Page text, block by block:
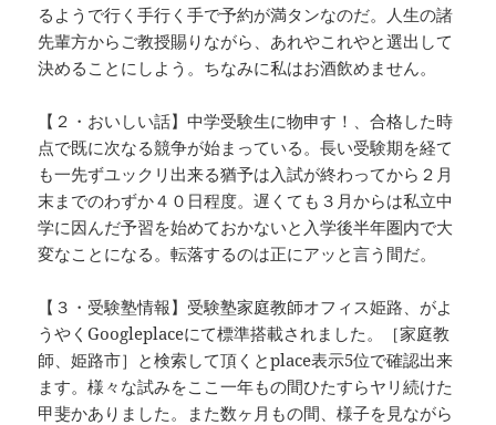
るようで行く手行く手で予約が満タンなのだ。人生の諸
先輩方からご教授賜りながら、あれやこれやと選出して
決めることにしよう。ちなみに私はお酒飲めません。
【２・おいしい話】中学受験生に物申す！、合格した時
点で既に次なる競争が始まっている。長い受験期を経て
も一先ずユックリ出来る猶予は入試が終わってから２月
末までのわずか４０日程度。遅くても３月からは私立中
学に因んだ予習を始めておかないと入学後半年圏内で大
変なことになる。転落するのは正にアッと言う間だ。
【３・受験塾情報】受験塾家庭教師オフィス姫路、がよ
うやくGoogleplaceにて標準搭載されました。［家庭教
師、姫路市］と検索して頂くとplace表示5位で確認出来
ます。様々な試みをここ一年もの間ひたすらヤリ続けた
甲斐かありました。また数ヶ月もの間、様子を見ながら